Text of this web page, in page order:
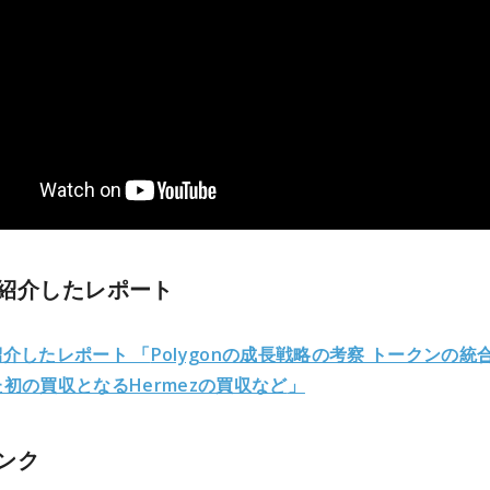
介したレポート
したレポート 「Polygonの成長戦略の考察 トークンの統
の買収となるHermezの買収など」
ク